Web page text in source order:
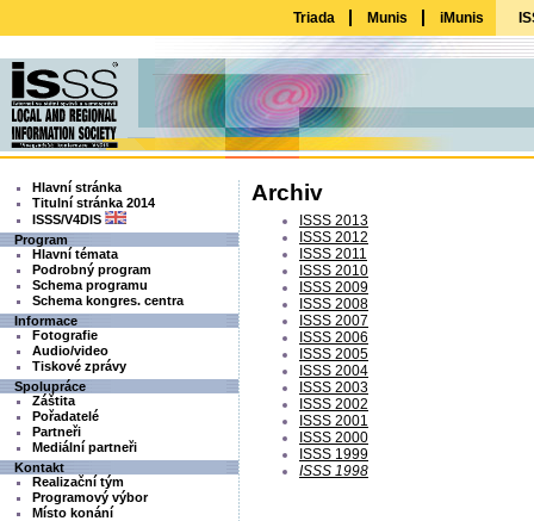
Triada Munis iMunis
Hlavní stránka
Titulní stránka 2014
ISSS/V4DIS
Program
Hlavní témata
Podrobný program
Schema programu
Schema kongres. centra
Informace
Fotografie
Audio/video
Tiskové zprávy
Spolupráce
Záštita
Pořadatelé
Partneři
Mediální partneři
Kontakt
Realizační tým
Programový výbor
Místo konání
Archiv
ISSS 2013
ISSS 2012
ISSS 2011
ISSS 2010
ISSS 2009
ISSS 2008
ISSS 2007
ISSS 2006
ISSS 2005
ISSS 2004
ISSS 2003
ISSS 2002
ISSS 2001
ISSS 2000
ISSS 1999
ISSS 1998